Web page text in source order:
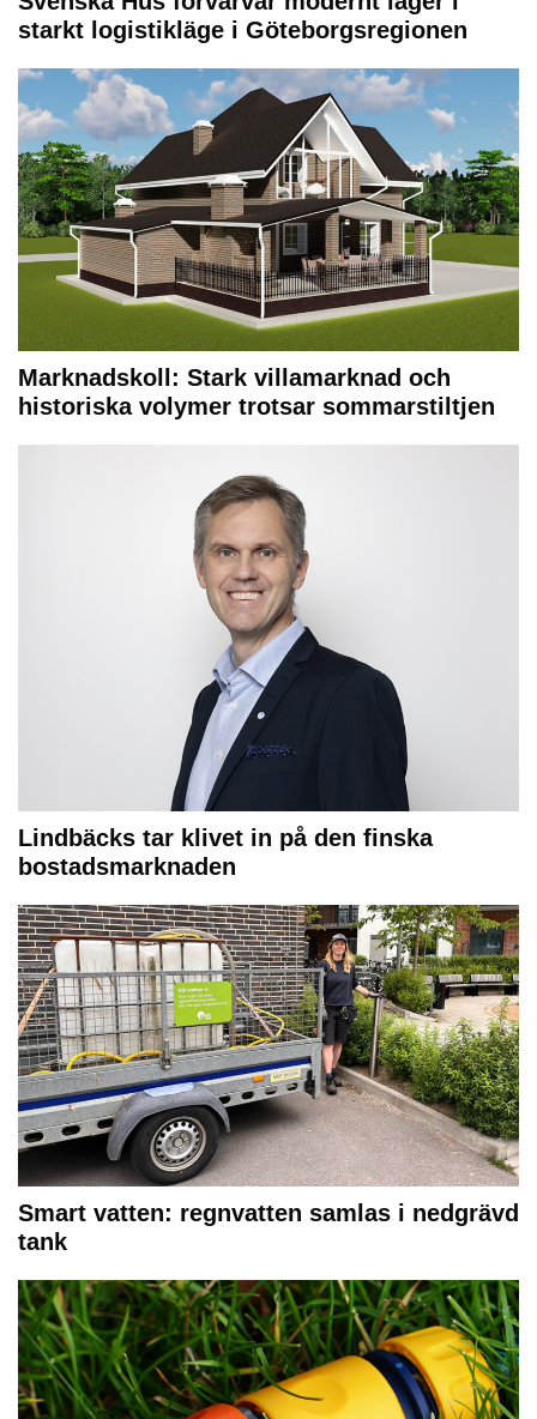
starkt logistikläge i Göteborgsregionen
Marknadskoll: Stark villamarknad och
historiska volymer trotsar sommarstiltjen
Lindbäcks tar klivet in på den finska
bostadsmarknaden
Smart vatten: regnvatten samlas i nedgrävd
tank